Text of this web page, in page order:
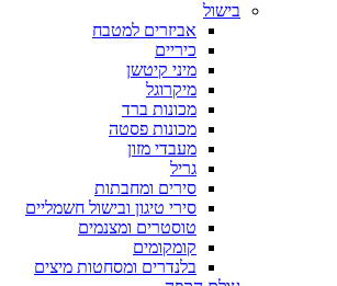
בישול
אביזרים למטבח
כיריים
מיני קיטשן
מיקרוגל
מכונות ברד
מכונות פסטה
מעבדי מזון
גריל
סירים ומחבתות
סירי טיגון ובישול חשמליים
טוסטרים ומצנמים
קומקומים
בלנדרים ומסחטות מיצים